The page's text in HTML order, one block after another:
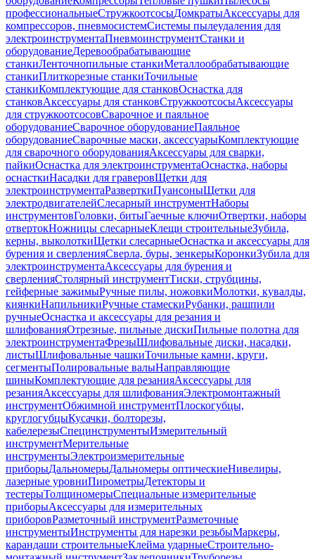
профессиональныеСтружкоотсосыДомкратыАксессуары для
компрессоров, пневмосистемСистемы пылеудаления для
электроинструментаПневмоинструментСтанки и
оборудованиеДеревообрабатывающие
станкиЛенточнопильные станкиМеталлообрабатывающие
станкиПлиткорезные станкиТочильные
станкиКомплектующие для станковОснастка для
станковАксессуары для станковСтружкоотсосыАксессуары
для стружкоотсосовСварочное и паяльное
оборудованиеСварочное оборудованиеПаяльное
оборудованиеСварочные маски, аксессуарыКомплектующие
для сварочного оборудованияАксессуары для сварки,
пайкиОснастка для электроинструментаОснастка, наборы
оснасткиНасадки для граверовЩетки для
электроинструментаРазверткиПуансоныЩетки для
электродвигателейСлесарный инструментНаборы
инструментовГоловки, битыГаечные ключиОтвертки, наборы
отвертокНожницы слесарныеКлещи строительныеЗубила,
керны, выколоткиЩетки слесарныеОснастка и аксессуары для
бурения и сверленияСверла, буры, зенкерыКоронкиЗубила для
электроинструментаАксессуары для бурения и
сверленияСтолярный инструментТиски, струбцины,
гейферные зажимыРучные пилы, ножовкиМолотки, кувалды,
киянкиНапильникиРучные стамескиРубанки, рашпили
ручныеОснастка и аксессуары для резания и
шлифованияОтрезные, пильные дискиПильные полотна для
электроинструментаФрезыШлифовальные диски, насадки,
листыШлифовальные чашкиТочильные камни, круги,
сегментыПолировальные валыНаправляющие
шиныКомплектующие для резанияАксессуары для
резанияАксессуары для шлифованияЭлектромонтажный
инструментОбжимной инструментПлоскогубцы,
круглогубцыКусачки, болторезы,
кабелерезыСпецинструментыИзмерительный
инструментМерительные
инструментыЭлектроизмерительные
приборыДальномерыДальномеры оптическиеНивелиры,
лазерные уровниПирометрыДетекторы и
тестерыТолщиномерыСпециальные измерительные
приборыАксессуары для измерительных
приборовРазметочный инструментРазметочные
инструментыИнструменты для нарезки резьбыМаркеры,
карандаши строительныеКлейма ударныеСтроительно-